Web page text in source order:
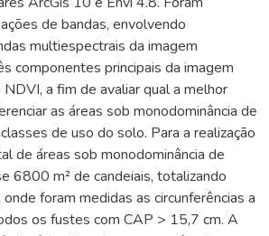
de bandas, envolvendo
multiespectrais da imagem
componentes principais da imagem
a fim de avaliar qual a melhor
as áreas sob monodominância de
de uso do solo. Para a realização
de áreas sob monodominância de
6800 m² de candeiais, totalizando
foram medidas as circunferências a
os fustes com CAP > 15,7 cm. A